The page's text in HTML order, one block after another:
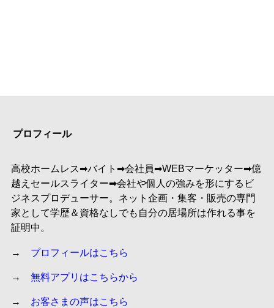
プロフィール
高校ホームレス➡︎バイト➡︎会社員➡︎WEBマーケッター➡︎億
越えセールスライター➡︎会社や個人の強みを形にするビ
ジネスプロデューサー。ネット企画・集客・販売の専門
家として学歴＆資格なしでも自分の居場所は作れる事を
証明中。
→ プロフィールはこちら
→ 無料アプリはこちらから
→ お客さまの声はこちら